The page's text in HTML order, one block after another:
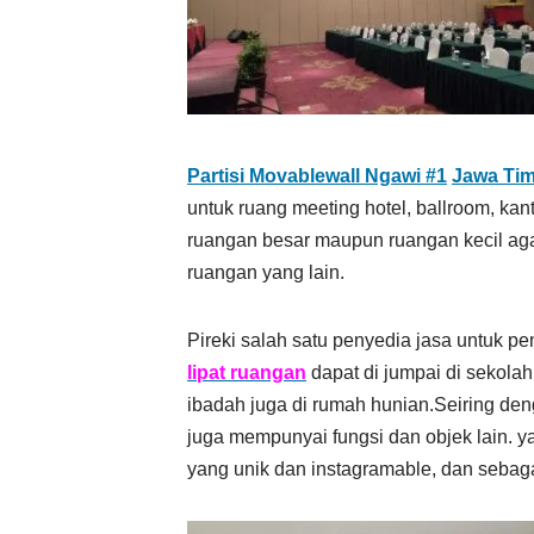
Partisi Movablewall Ngawi #1 Jawa
untuk ruang meeting hotel, ballroom,
ruangan besar maupun ruangan kecil
ruangan yang lain.
Pireki salah satu penyedia jasa untuk
lipat ruangan dapat di jumpai di
ibadah juga di rumah hunian.Seiring
juga mempunyai fungsi dan objek lain.
yang unik dan instagramable, dan